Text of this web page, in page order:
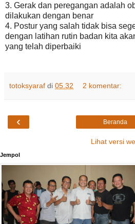
3. Gerak dan peregangan adalah
dilakukan dengan benar
4. Postur yang salah tidak bisa
dengan latihan rutin badan kita
yang telah diperbaiki
totoksyaraf di 05.32 2 komentar:
‹ Beranda
Lihat versi
Jempol